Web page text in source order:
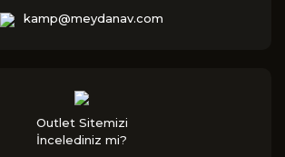
kamp@meydanav.com
Outlet Sitemizi
İncelediniz mi?